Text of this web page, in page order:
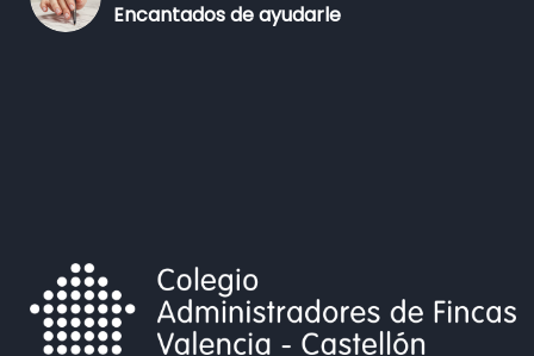
Encantados de ayudarle